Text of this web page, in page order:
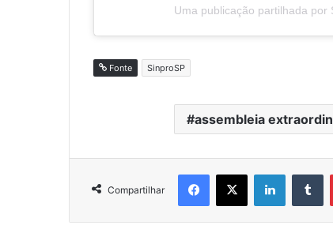
Uma publicação partilhada por
Fonte SinproSP
assembleia
Compartilhar